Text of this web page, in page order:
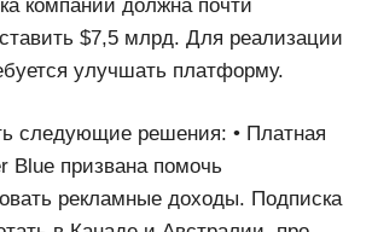
компании должна почти
$7,5 млрд. Для реализации
улучшать платформу.
следующие решения: • Платная
Blue призвана помочь
рекламные доходы. Подписка